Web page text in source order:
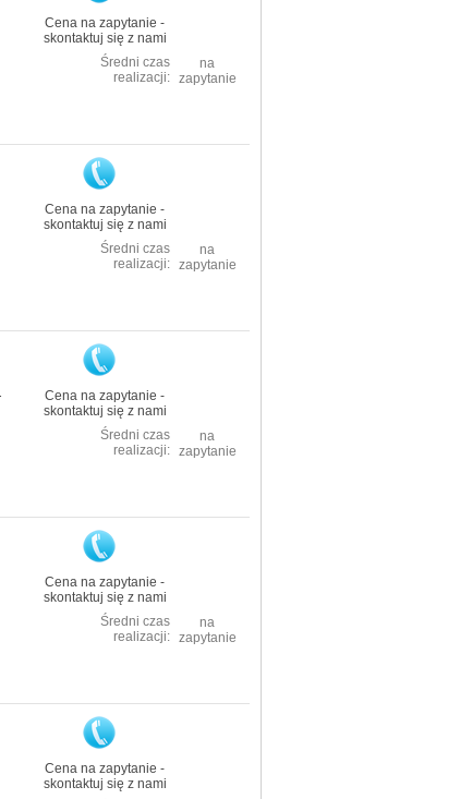
Cena na zapytanie -
skontaktuj się z nami
na
zapytanie
Średni czas
realizacji:
Cena na zapytanie -
skontaktuj się z nami
na
zapytanie
Średni czas
realizacji:
Cena na zapytanie -
skontaktuj się z nami
na
zapytanie
Średni czas
realizacji:
Cena na zapytanie -
skontaktuj się z nami
na
zapytanie
Średni czas
realizacji:
Cena na zapytanie -
skontaktuj się z nami